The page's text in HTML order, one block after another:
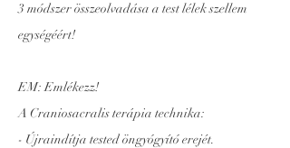
3 módszer összeolvadása a test lélek szellem
egységéért!
EM: Emlékezz!
A Craniosacralis terápia technika:
- Újraindítja tested öngyógyító erejét.